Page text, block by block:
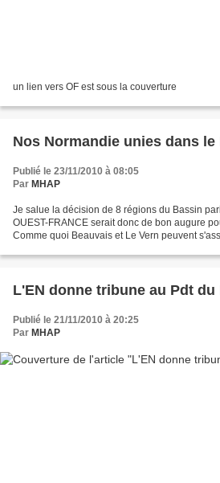
un lien vers OF est sous la couverture
Nos Normandie unies dans
Publié le 23/11/2010 à 08:05
Par MHAP
Je salue la décision de 8 régions du Bassin
OUEST-FRANCE serait donc de bon augure
Comme quoi Beauvais et Le Vern peuvent
L'EN donne tribune au Pdt du
Publié le 21/11/2010 à 20:25
Par MHAP